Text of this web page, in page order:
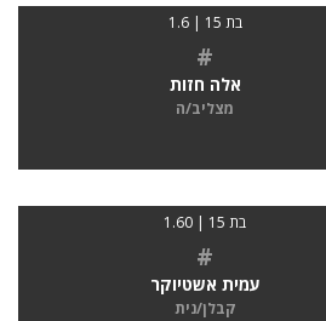
בת 15 | 1.6
#
אלה חזות
מצליב/ה
בת 15 | 1.60
#
עמית אשטיוקר
קבלן/נית